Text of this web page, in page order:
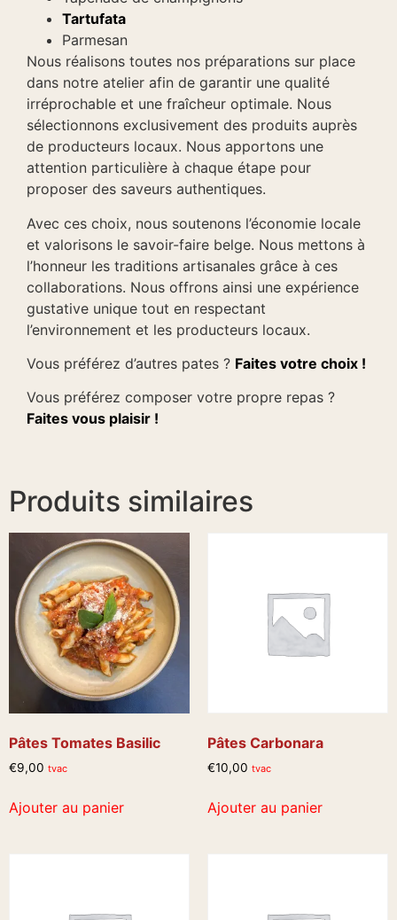
Tartufata
Parmesan
Nous réalisons toutes nos préparations sur place
dans notre atelier afin de garantir une qualité
irréprochable et une fraîcheur optimale. Nous
sélectionnons exclusivement des produits auprès
de producteurs locaux. Nous apportons une
attention particulière à chaque étape pour
proposer des saveurs authentiques.
Avec ces choix, nous soutenons l’économie locale
et valorisons le savoir-faire belge. Nous mettons à
l’honneur les traditions artisanales grâce à ces
collaborations. Nous offrons ainsi une expérience
gustative unique tout en respectant
l’environnement et les producteurs locaux.
Vous préférez d’autres pates ? Faites votre choix !
Vous préférez composer votre propre repas ?
Faites vous plaisir !
Produits similaires
Pâtes Tomates Basilic
€9,00 tvac
Ajouter au panier
Pâtes Carbonara
€10,00 tvac
Ajouter au panier